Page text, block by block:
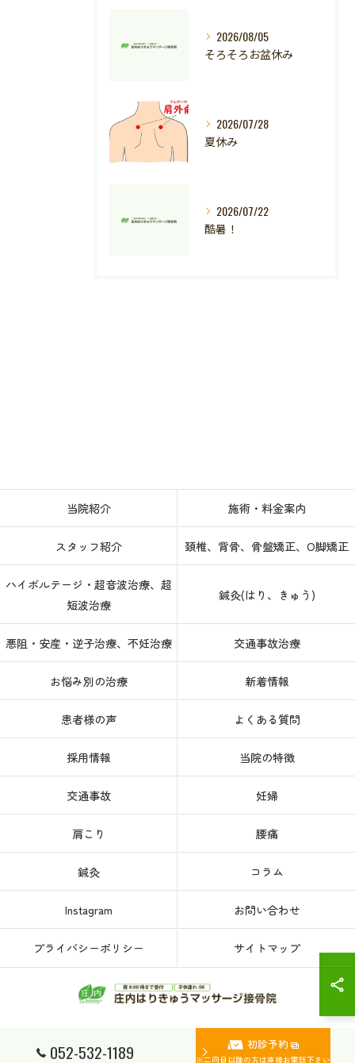
2026/08/05
そろそろお盆休み
2026/07/28
夏休み
2026/07/22
酷暑！
052-532-1189 初診予約
※二回目以降の方は直接お電話下さい
当院紹介 施術・料金案内
スタッフ紹介 頚椎、背骨、骨盤矯正、O脚矯正
ハイボルテージ・超音波治療、超
短波治療
鍼灸(はり、きゅう)
悪阻・安産・逆子治療、不妊治療 交通事故治療
お悩み別の治療 新着情報
患者様の声 よくある質問
採用情報 当院の特徴
交通事故 妊婦
肩こり 腰痛
鍼灸 コラム
Instagram お問い合わせ
プライバシーポリシー サイトマップ
© 2026 愛知県、名古屋市西区の接骨院なら庄内はりきゅうマッサージ接骨院 ALL
RIGHTS RESERVED.